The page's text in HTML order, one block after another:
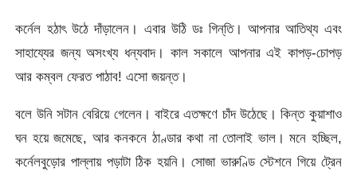
কর্নেল হঠাৎ উঠে দাঁড়ালেন। এবার উঠি ডঃ গিন্‌তি। আপনার আতিথ্য এবং
সাহায্যের জন্য অসংখ্য ধন্যবাদ। কাল সকালে আপনার এই কাপড়-চোপড়
আর কম্বল ফেরত পাঠাব! এসো জয়ন্ত।
বলে উনি সটান বেরিয়ে গেলেন। বাইরে এতক্ষণে চাঁদ উঠেছে। কিন্ত কুয়াশাও
ঘন হয়ে জমেছে, আর কনকনে ঠাণ্ডার কথা না তোলাই ভাল। মনে হচ্ছিল,
কর্নেলবুড়োর পাল্লায় পড়াটা ঠিক হয়নি। সোজা ভারুণ্ডি স্টেশনে গিয়ে ট্রেন